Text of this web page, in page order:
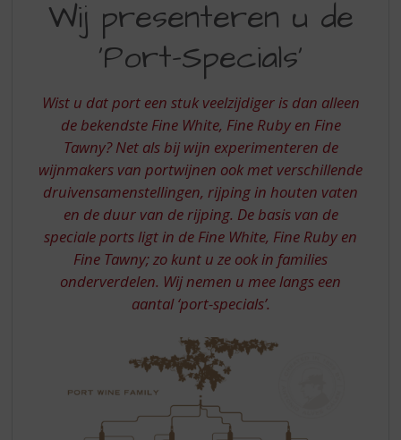
PRESENTEREN
PORT-
SPECIALS
Wij presenteren u de
‘Port-Specials’
Wist u dat port een stuk veelzijdiger is dan alleen
de bekendste Fine White, Fine Ruby en Fine
Tawny? Net als bij wijn experimenteren de
wijnmakers van portwijnen ook met verschillende
druivensamenstellingen, rijping in houten vaten
en de duur van de rijping. De basis van de
speciale ports ligt in de Fine White, Fine Ruby en
Fine Tawny; zo kunt u ze ook in families
onderverdelen. Wij nemen u mee langs een
aantal ‘port-specials’.